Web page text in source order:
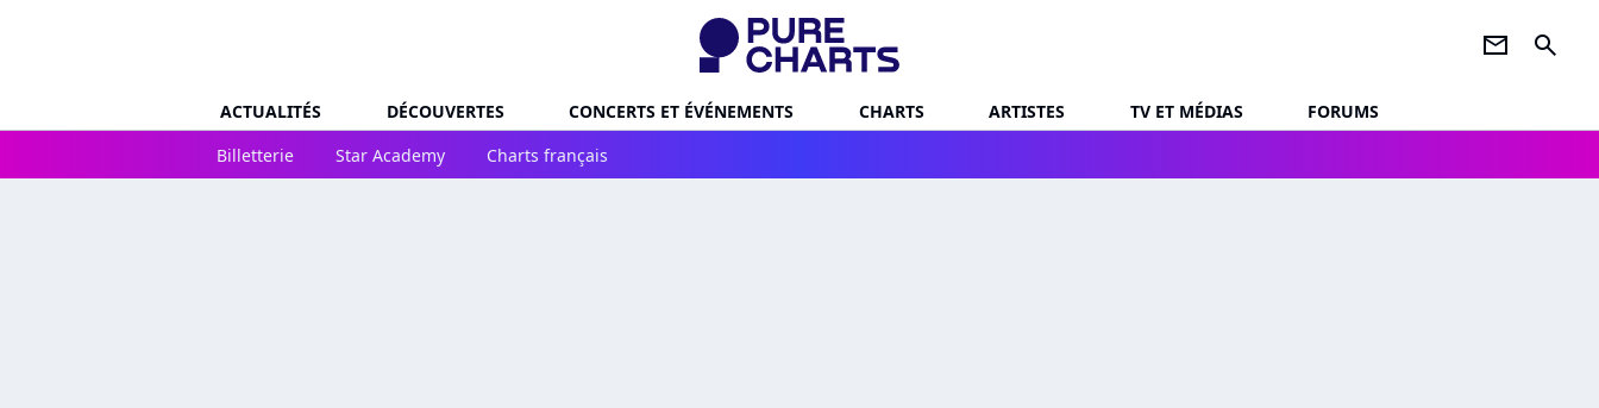
newsletter search
ACTUALITÉS DÉCOUVERTES CONCERTS ET ÉVÉNEMENTS CHARTS ARTISTES TV ET MÉDIAS
FORUMS
Billetterie
Star Academy Charts français